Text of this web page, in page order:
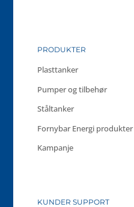
PRODUKTER
Plasttanker
Pumper og tilbehør
Ståltanker
Fornybar Energi produkter
Kampanje
KUNDER SUPPORT